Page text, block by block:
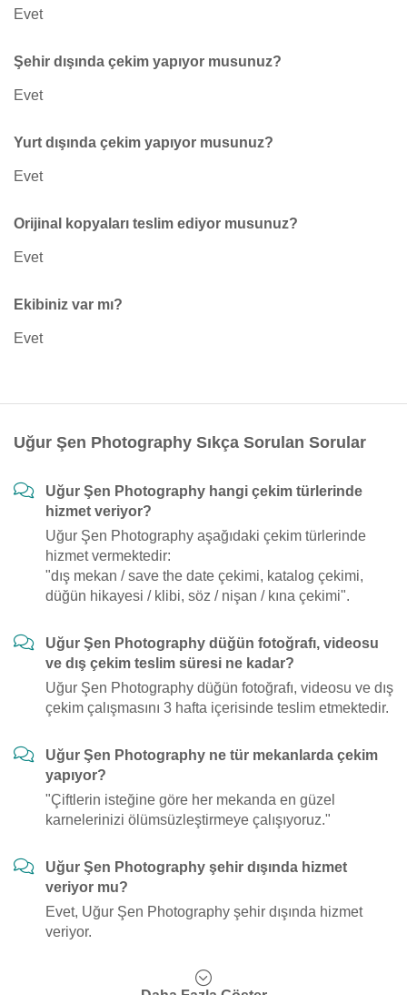
Evet
Şehir dışında çekim yapıyor musunuz?
Evet
Yurt dışında çekim yapıyor musunuz?
Evet
Orijinal kopyaları teslim ediyor musunuz?
Evet
Ekibiniz var mı?
Evet
Uğur Şen Photography Sıkça Sorulan Sorular
Uğur Şen Photography hangi çekim türlerinde
hizmet veriyor?
Uğur Şen Photography aşağıdaki çekim türlerinde
hizmet vermektedir:
"dış mekan / save the date çekimi, katalog çekimi,
düğün hikayesi / klibi, söz / nişan / kına çekimi".
Uğur Şen Photography düğün fotoğrafı, videosu
ve dış çekim teslim süresi ne kadar?
Uğur Şen Photography düğün fotoğrafı, videosu ve dış
çekim çalışmasını 3 hafta içerisinde teslim etmektedir.
Uğur Şen Photography ne tür mekanlarda çekim
yapıyor?
"Çiftlerin isteğine göre her mekanda en güzel
karnelerinizi ölümsüzleştirmeye çalışıyoruz."
Uğur Şen Photography şehir dışında hizmet
veriyor mu?
Evet, Uğur Şen Photography şehir dışında hizmet
veriyor.